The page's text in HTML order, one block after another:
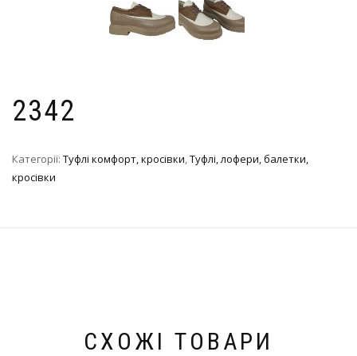
2342
Категорії: Туфлі комфорт, кросівки,Туфлі, лофери, балетки,
кросівки
СХОЖІ ТОВАРИ